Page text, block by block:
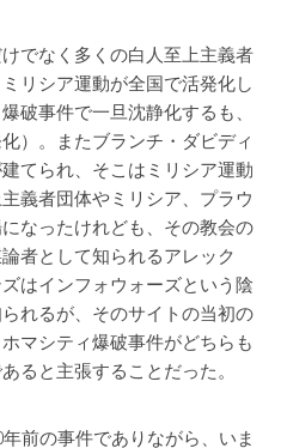
でなく多くの白人至上主義者
リシア運動が全国で活発化し
破事件で一旦沈静化するも、
）。またブランチ・ダビディ
てられ、そこはミリシア運動
義者団体やミリシア、プラウ
なったけれども、その教会の
者として知られるアレック
はインフォウォーズという陰
れるが、そのサイトの当初の
マシティ爆破事件がどちらも
ると主張することだった。
前の事件でありながら、いま